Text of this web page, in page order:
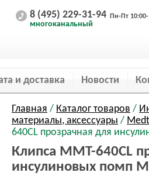
8 (495) 229-31-94
многоканальный
Пн-Пт
и доставка Новости
Главная / Каталог товаров /
материалы, аксессуары /
640CL прозрачная для
Клипса MMT-640CL
инсулиновых помп